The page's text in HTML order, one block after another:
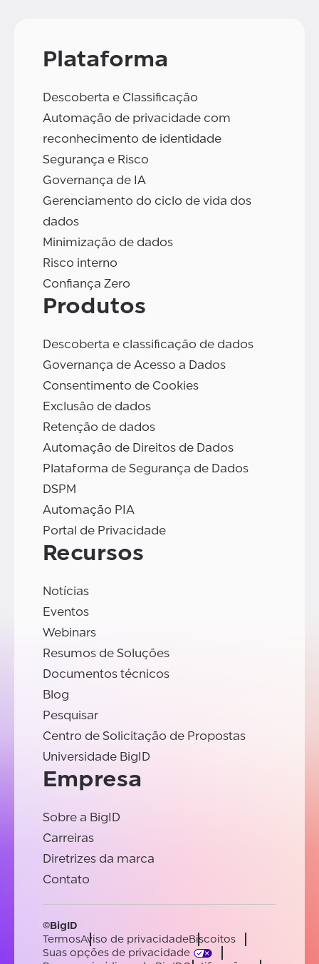
Plataforma
Descoberta e Classificação
Automação de privacidade com
reconhecimento de identidade
Segurança e Risco
Governança de IA
Gerenciamento do ciclo de vida dos
dados
Minimização de dados
Risco interno
Confiança Zero
Produtos
Descoberta e classificação de dados
Governança de Acesso a Dados
Consentimento de Cookies
Exclusão de dados
Retenção de dados
Automação de Direitos de Dados
Plataforma de Segurança de Dados
DSPM
Automação PIA
Portal de Privacidade
Recursos
Notícias
Eventos
Webinars
Resumos de Soluções
Documentos técnicos
Blog
Pesquisar
Centro de Solicitação de Propostas
Universidade BigID
Empresa
Sobre a BigID
Carreiras
Diretrizes da marca
Contato
©BigID
TermosAviso de privacidadeBiscoitos
Suas opções de privacidade